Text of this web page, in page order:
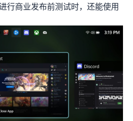
行商业发布前测试时，还能使用